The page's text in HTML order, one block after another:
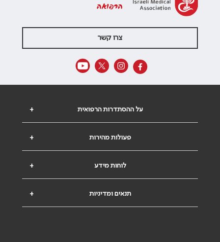
הרפואה
צרו קשר
+ על ההסתדרות הרפואית
+ פעולות מהירות
+ לוחות מידע
+ תנאים ומדיניות